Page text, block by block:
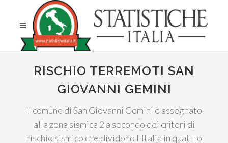
RISCHIO TERREMOTI SAN
GIOVANNI GEMINI
Il comune di San Giovanni Gemini è assegnato
alla zona sismica 2 a secondo dei criteri di
rischio sismico che dividono l'Italia in quattro